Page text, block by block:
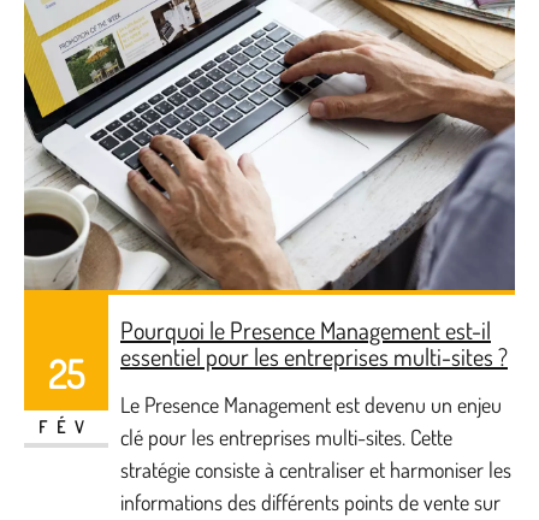
25
FÉV
Pourquoi le Presence Management est-il
essentiel pour les entreprises multi-sites ?
Le Presence Management est devenu un enjeu
clé pour les entreprises multi-sites. Cette
stratégie consiste à centraliser et harmoniser les
informations des différents points de vente sur